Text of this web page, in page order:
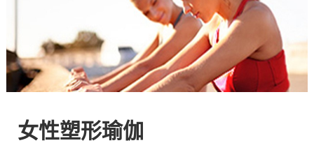
官
方
网
女性塑形瑜伽